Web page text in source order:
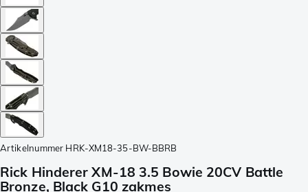
Artikelnummer HRK-XM18-35-BW-BBRB
Rick Hinderer XM-18 3.5 Bowie 20CV Battle
Bronze, Black G10 zakmes